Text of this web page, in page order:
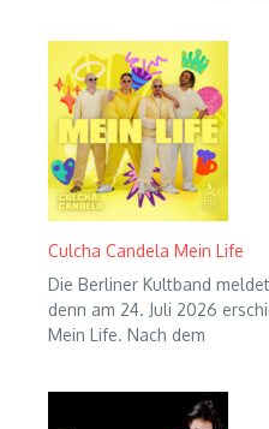
Culcha Candela Mein Life
Die Berliner Kultband
denn am 24. Juli 2026
Mein Life. Nach dem